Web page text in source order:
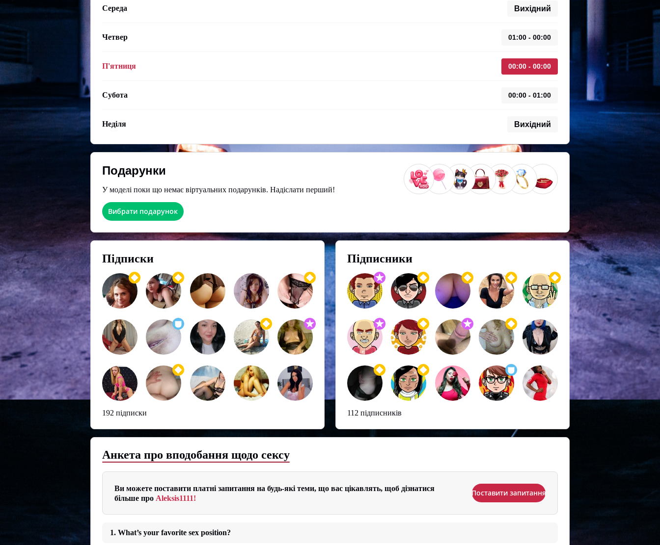
Середа Вихідний
Четвер 01:00 - 00:00
П'ятниця 00:00 - 00:00
Субота 00:00 - 01:00
Неділя Вихідний
Подарунки
У моделі поки що немає віртуальних подарунків. Надіслати перший!
Вибрати подарунок
Підписки
192 підписки
Підписники
112 підписників
Анкета про вподобання щодо сексу
Ви можете поставити платні запитання на будь-які теми, що вас цікавлять, щоб дізнатися
більше про Aleksis1111!
Поставити запитання
1. What’s your favorite sex position?